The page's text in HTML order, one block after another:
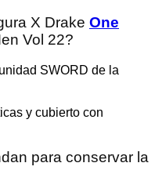
X Drake One
Vol 22?
SWORD de la
y cubierto con
para conservar la